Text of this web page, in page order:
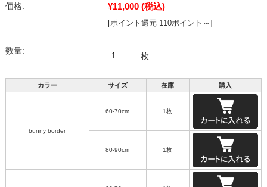
価格:
¥11,000 (税込)
[ポイント還元 110ポイント～]
数量:
枚
カラー サイズ 在庫 購入
bunny border
60-70cm 1枚
80-90cm 1枚